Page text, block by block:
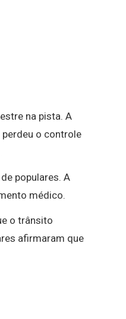
na pista. A
o controle
populares. A
médico.
o trânsito
afirmaram que